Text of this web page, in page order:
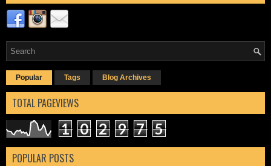
Popular Tags Blog Archives
TOTAL PAGEVIEWS
1 0 2 9 7 5
POPULAR POSTS